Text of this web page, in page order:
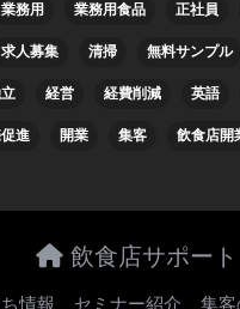
業務用 業務用食品 正社員
求人募集 清掃 無料サンプル
経営 経費削減 英語
進 開業 集客 飲食店開
飲食店サポート
情報 セミナー紹介 集客